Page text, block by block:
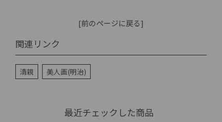
[前のページに戻る]
関連リンク
清親 美人画(明治)
最近チェックした商品